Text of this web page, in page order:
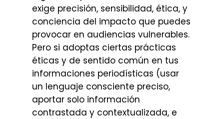
exige precisión, sensibilidad, ética, y
conciencia del impacto que puedes
provocar en audiencias vulnerables.
Pero si adoptas ciertas prácticas
éticas y de sentido común en tus
informaciones periodísticas (usar
un lenguaje consciente preciso,
aportar solo información
contrastada y contextualizada, e